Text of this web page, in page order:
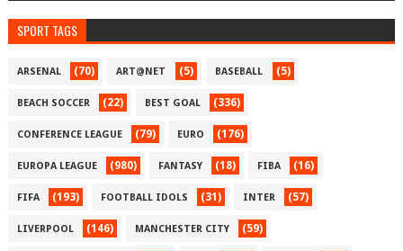
SPORT TAGS
ARSENAL (70) ART@NET (5) BASEBALL (5)
BEACH SOCCER (22) BEST GOAL (336)
CONFERENCE LEAGUE (79) EURO (176)
EUROPA LEAGUE (980) FANTASY (18) FIBA (16)
FIFA (193) FOOTBALL IDOLS (31) INTER (57)
LIVERPOOL (146) MANCHESTER CITY (59)